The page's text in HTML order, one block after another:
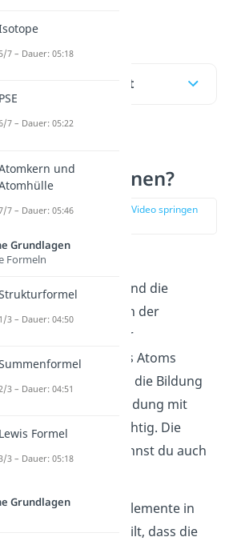
Inhaltsübersicht
Valenzelektronen?
zur Stelle im Video springen
Die Valenzelektronen
(Außenelektronen) sind die
Elektronen, die sich in der
der
Elektronenhülle eines Atoms
befinden. Sie sind für die Bildung
einer chemischen Bindung mit
weiteren Atomen wichtig. Die
Valenzelektronen nennst du auch
Für die chemischen Elemente in
den Hauptgruppen gilt, dass die
7 – Dauer: 05:18
PSE
7 – Dauer: 05:22
und
7 – Dauer: 05:46
Grundlagen
Formeln
1/3 – Dauer: 04:50
2/3 – Dauer: 04:51
Lewis Formel
3 – Dauer: 05:18
Grundlagen